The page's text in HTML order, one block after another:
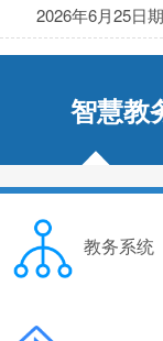
2026年6月25日
智慧教
教务系统